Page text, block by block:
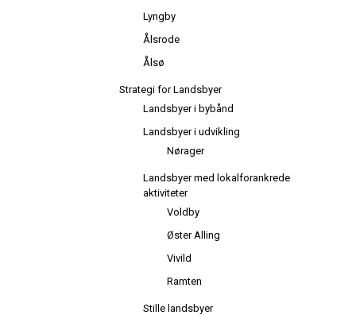
Lyngby
Ålsrode
Ålsø
Strategi for Landsbyer
Landsbyer i bybånd
Landsbyer i udvikling
Nørager
Landsbyer med lokalforankrede
aktiviteter
Voldby
Øster Alling
Vivild
Ramten
Stille landsbyer